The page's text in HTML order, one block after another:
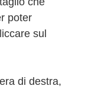
poter
sul
di destra,